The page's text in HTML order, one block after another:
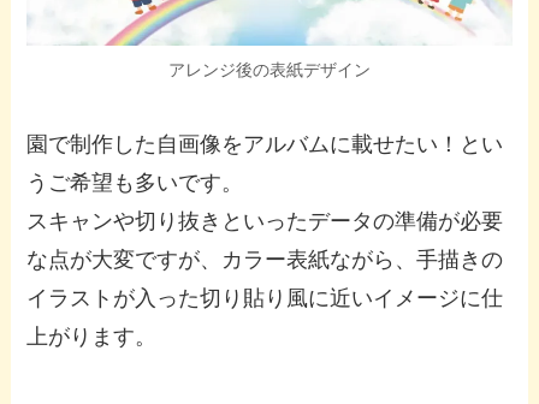
アレンジ後の表紙デザイン
園で制作した自画像をアルバムに載せたい！とい
うご希望も多いです。
スキャンや切り抜きといったデータの準備が必要
な点が大変ですが、カラー表紙ながら、手描きの
イラストが入った切り貼り風に近いイメージに仕
上がります。